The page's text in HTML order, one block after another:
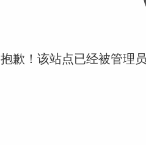
抱歉！该站点已经被管理